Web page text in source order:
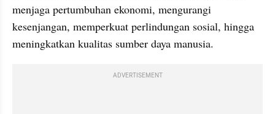
menjaga pertumbuhan ekonomi, mengurangi
kesenjangan, memperkuat perlindungan sosial, hingga
meningkatkan kualitas sumber daya manusia.
ADVERTISEMENT